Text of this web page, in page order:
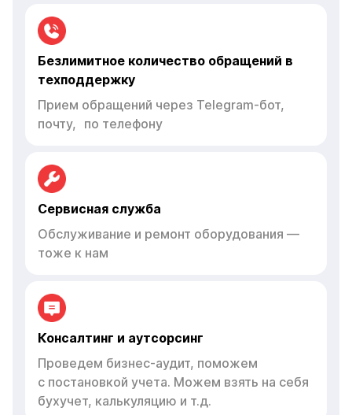
Безлимитное количество обращений в
техподдержку
Прием обращений через Telegram-бот,
почту, по телефону
Сервисная служба
Обслуживание и ремонт оборудования —
тоже к нам
Консалтинг и аутсорсинг
Проведем бизнес-аудит, поможем
с постановкой учета. Можем взять на себя
бухучет, калькуляцию и т.д.